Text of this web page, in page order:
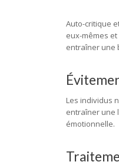
Auto-critique
eux-mêmes
entraîner une
Les individus
entraîner une
émotionnelle.